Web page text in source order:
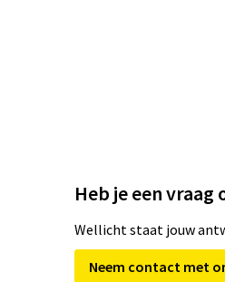
Heb je een
Wellicht staat jouw
Neem contact met